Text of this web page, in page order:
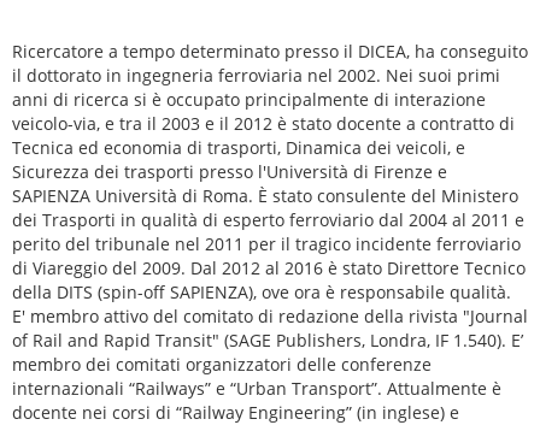
Ricercatore a tempo determinato presso il DICEA, ha conseguito
il dottorato in ingegneria ferroviaria nel 2002. Nei suoi primi
anni di ricerca si è occupato principalmente di interazione
veicolo-via, e tra il 2003 e il 2012 è stato docente a contratto di
Tecnica ed economia di trasporti, Dinamica dei veicoli, e
Sicurezza dei trasporti presso l'Università di Firenze e
SAPIENZA Università di Roma. È stato consulente del Ministero
dei Trasporti in qualità di esperto ferroviario dal 2004 al 2011 e
perito del tribunale nel 2011 per il tragico incidente ferroviario
di Viareggio del 2009. Dal 2012 al 2016 è stato Direttore Tecnico
della DITS (spin-off SAPIENZA), ove ora è responsabile qualità.
E' membro attivo del comitato di redazione della rivista "Journal
of Rail and Rapid Transit" (SAGE Publishers, Londra, IF 1.540). E’
membro dei comitati organizzatori delle conferenze
internazionali “Railways” e “Urban Transport”. Attualmente è
docente nei corsi di “Railway Engineering” (in inglese) e